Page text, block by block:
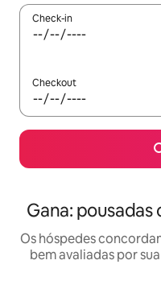
Check-in
Checkout
Gana:
Os hóspedes
bem avaliadas por